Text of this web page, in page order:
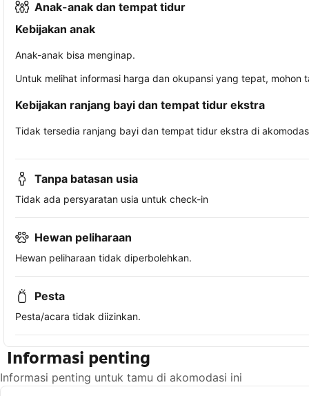
Anak-anak dan tempat tidur
Kebijakan anak
Anak-anak bisa menginap.
Untuk melihat informasi harga dan okupansi yang tepat,
Kebijakan ranjang bayi dan tempat tidur ekstra
Tidak tersedia ranjang bayi dan tempat tidur ekstra di
Tanpa batasan usia
Tidak ada persyaratan usia untuk check-in
Hewan peliharaan
Hewan peliharaan tidak diperbolehkan.
Pesta
Pesta/acara tidak diizinkan.
Informasi penting
Informasi penting untuk tamu di akomodasi ini